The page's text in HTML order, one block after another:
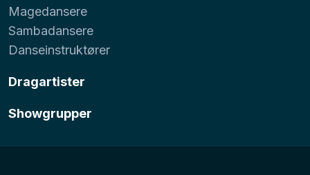
Magedansere
Sambadansere
Danseinstruktører
Dragartister
Showgrupper